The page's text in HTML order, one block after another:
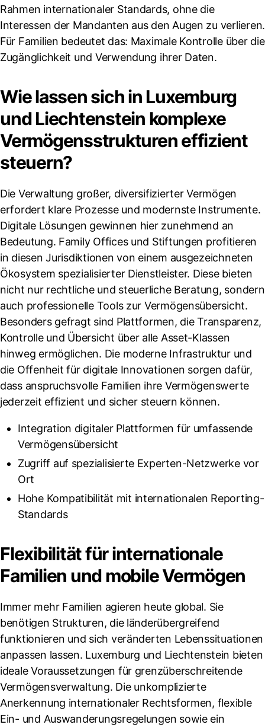
Rahmen internationaler Standards, ohne die
Interessen der Mandanten aus den Augen zu verlieren.
Für Familien bedeutet das: Maximale Kontrolle über die
Zugänglichkeit und Verwendung ihrer Daten.
Wie lassen sich in Luxemburg
und Liechtenstein komplexe
Vermögensstrukturen effizient
steuern?
Die Verwaltung großer, diversifizierter Vermögen
erfordert klare Prozesse und modernste Instrumente.
Digitale Lösungen gewinnen hier zunehmend an
Bedeutung. Family Offices und Stiftungen profitieren
in diesen Jurisdiktionen von einem ausgezeichneten
Ökosystem spezialisierter Dienstleister. Diese bieten
nicht nur rechtliche und steuerliche Beratung, sondern
auch professionelle Tools zur Vermögensübersicht.
Besonders gefragt sind Plattformen, die Transparenz,
Kontrolle und Übersicht über alle Asset-Klassen
hinweg ermöglichen. Die moderne Infrastruktur und
die Offenheit für digitale Innovationen sorgen dafür,
dass anspruchsvolle Familien ihre Vermögenswerte
jederzeit effizient und sicher steuern können.
Integration digitaler Plattformen für umfassende
Vermögensübersicht
Zugriff auf spezialisierte Experten-Netzwerke vor
Ort
Hohe Kompatibilität mit internationalen Reporting-
Standards
Flexibilität für internationale
Familien und mobile Vermögen
Immer mehr Familien agieren heute global. Sie
benötigen Strukturen, die länderübergreifend
funktionieren und sich veränderten Lebenssituationen
anpassen lassen. Luxemburg und Liechtenstein bieten
ideale Voraussetzungen für grenzüberschreitende
Vermögensverwaltung. Die unkomplizierte
Anerkennung internationaler Rechtsformen, flexible
Ein- und Auswanderungsregelungen sowie ein